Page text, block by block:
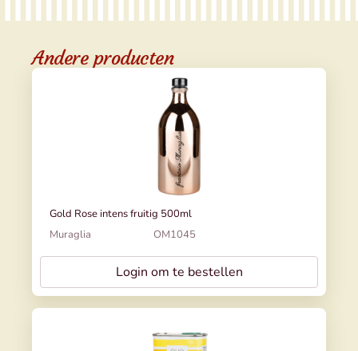
Andere producten
Gold Rose intens fruitig 500ml
Muraglia
OM1045
Login om te bestellen